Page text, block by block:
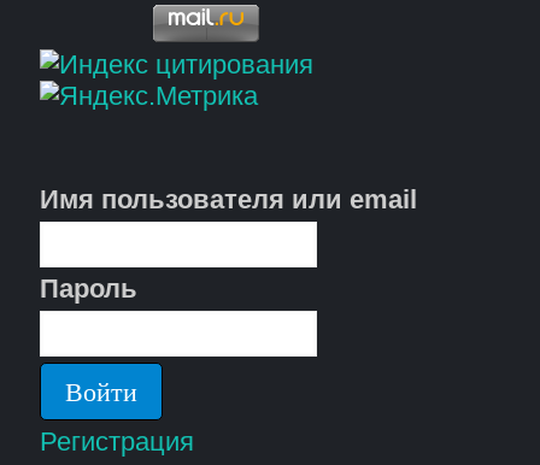
Имя пользователя или email
Пароль
Регистрация